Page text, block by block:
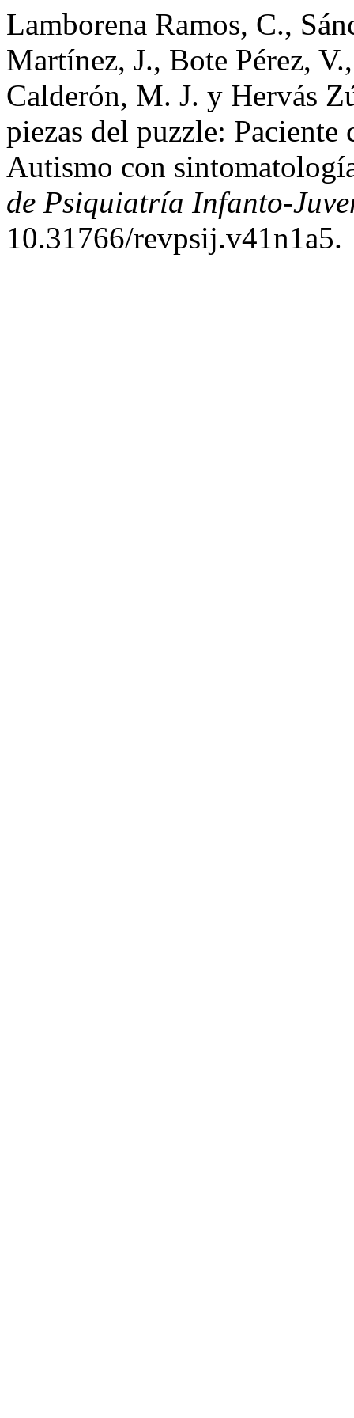
Lamborena Ramos, C.,
Martínez, J., Bote Pérez,
Calderón, M. J. y Hervás
piezas del puzzle:
Autismo con
de Psiquiatría Infanto-
10.31766/revpsij.v41n1a5.